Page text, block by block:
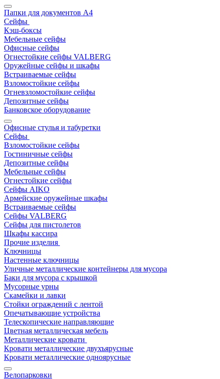
Папки для документов A4
Сейфы
Кэш-боксы
Мебельные сейфы
Офисные сейфы
Огнестойкие сейфы VALBERG
Оружейные сейфы и шкафы
Встраиваемые сейфы
Взломостойкие сейфы
Огневзломостойкие сейфы
Депозитные сейфы
Банковское оборудование
Офисные стулья и табуретки
Сейфы
Взломостойкие сейфы
Гостиничные сейфы
Депозитные сейфы
Мебельные сейфы
Огнестойкие сейфы
Сейфы AIKO
Армейские оружейные шкафы
Встраиваемые сейфы
Сейфы VALBERG
Сейфы для пистолетов
Шкафы кассира
Прочие изделия
Ключницы
Настенные ключницы
Уличные металлические контейнеры для мусора
Баки для мусора с крышкой
Мусорные урны
Скамейки и лавки
Стойки ограждений с лентой
Опечатывающие устройства
Телескопические направляющие
Цветная металлическая мебель
Металлические кровати
Кровати металлические двухъярусные
Кровати металлические одноярусные
Велопарковки